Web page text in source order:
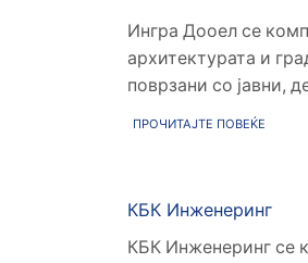
Ингра Дооел се
архитектурата и
поврзани со јавни,
ПРОЧИТАЈТЕ ПОВЕЌЕ
КБК Инженеринг
КБК Инженеринг се